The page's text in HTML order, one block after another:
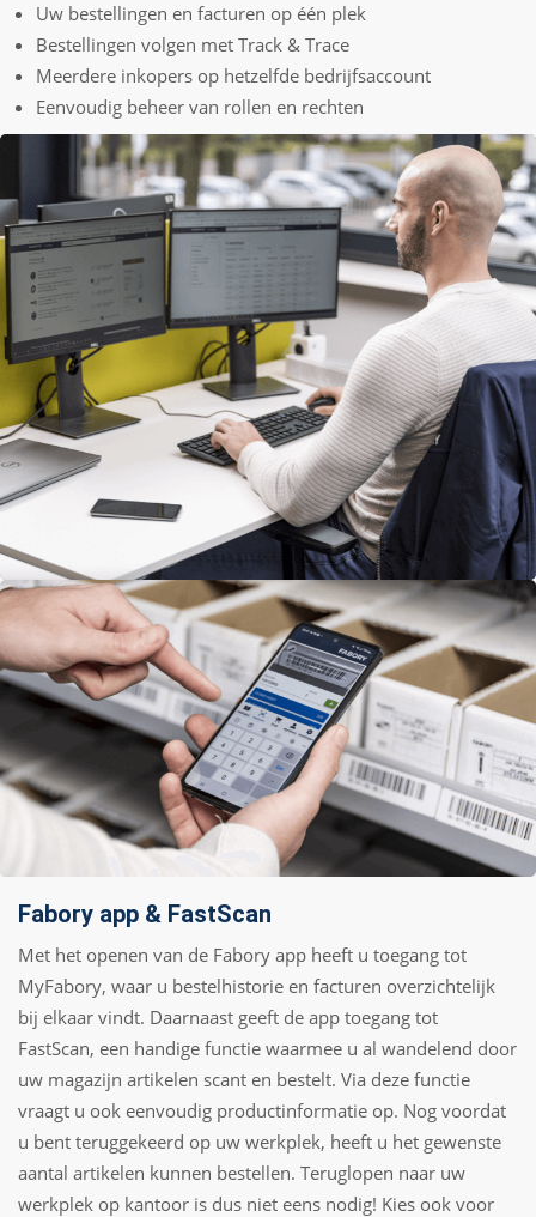
Uw bestellingen en facturen op één plek
Bestellingen volgen met Track & Trace
Meerdere inkopers op hetzelfde bedrijfsaccount
Eenvoudig beheer van rollen en rechten
Fabory app & FastScan
Met het openen van de Fabory app heeft u toegang tot
MyFabory, waar u bestelhistorie en facturen overzichtelijk
bij elkaar vindt. Daarnaast geeft de app toegang tot
FastScan, een handige functie waarmee u al wandelend door
uw magazijn artikelen scant en bestelt. Via deze functie
vraagt u ook eenvoudig productinformatie op. Nog voordat
u bent teruggekeerd op uw werkplek, heeft u het gewenste
aantal artikelen kunnen bestellen. Teruglopen naar uw
werkplek op kantoor is dus niet eens nodig! Kies ook voor